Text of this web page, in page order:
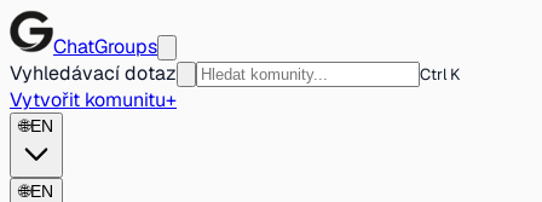
ChatGroups
Vyhledávací dotaz
Ctrl K
Vytvořit komunitu+
🌐EN
🌐EN